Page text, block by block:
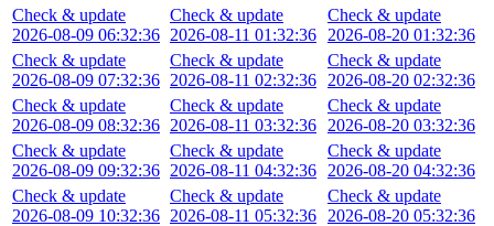
Check & update
2026-08-09 06:32:36
Check & update
2026-08-09 07:32:36
Check & update
2026-08-09 08:32:36
Check & update
2026-08-09 09:32:36
Check & update
2026-08-09 10:32:36
Check & update
2026-08-11 01:32:36
Check & update
2026-08-11 02:32:36
Check & update
2026-08-11 03:32:36
Check & update
2026-08-11 04:32:36
Check & update
2026-08-11 05:32:36
Check & update
2026-08-20 01:32:36
Check & update
2026-08-20 02:32:36
Check & update
2026-08-20 03:32:36
Check & update
2026-08-20 04:32:36
Check & update
2026-08-20 05:32:36